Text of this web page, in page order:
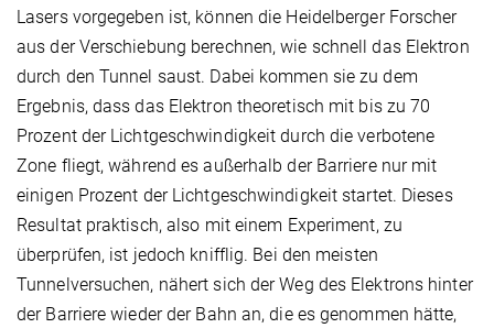
Lasers vorgegeben ist, können die Heidelberger Forscher
aus der Verschiebung berechnen, wie schnell das Elektron
durch den Tunnel saust. Dabei kommen sie zu dem
Ergebnis, dass das Elektron theoretisch mit bis zu 70
Prozent der Lichtgeschwindigkeit durch die verbotene
Zone fliegt, während es außerhalb der Barriere nur mit
einigen Prozent der Lichtgeschwindigkeit startet. Dieses
Resultat praktisch, also mit einem Experiment, zu
überprüfen, ist jedoch knifflig. Bei den meisten
Tunnelversuchen, nähert sich der Weg des Elektrons hinter
der Barriere wieder der Bahn an, die es genommen hätte,